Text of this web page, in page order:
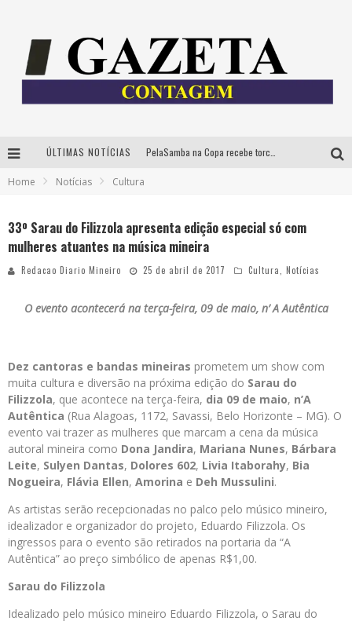
ÚLTIMAS NOTÍCIAS
Home Notícias Cultura
33º Sarau do Filizzola apresenta edição especial só com
mulheres atuantes na música mineira
Redacao Diario Mineiro 25 de abril de 2017 Cultura Notícias
O evento acontecerá na terça-feira, 09 de maio, n’ A Autêntica
Dez cantoras e bandas mineiras prometem um show com
muita cultura e diversão na próxima edição do Sarau do
Filizzola, que acontece na terça-feira, dia 09 de maio, n’A
Autêntica (Rua Alagoas, 1172, Savassi, Belo Horizonte – MG). O
evento vai trazer as mulheres que marcam a cena da música
autoral mineira como Dona Jandira, Mariana Nunes, Bárbara
Leite, Sulyen Dantas, Dolores 602, Livia Itaborahy, Bia
Nogueira, Flávia Ellen, Amorina e Deh Mussulini.
As artistas serão recepcionadas no palco pelo músico mineiro,
idealizador e organizador do projeto, Eduardo Filizzola. Os
ingressos para o evento são retirados na portaria da “A
Autêntica” ao preço simbólico de apenas R$1,00.
Sarau do Filizzola
Idealizado pelo músico mineiro Eduardo Filizzola, o Sarau do